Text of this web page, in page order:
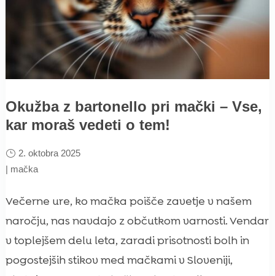
Okužba z bartonello pri mački – Vse,
kar moraš vedeti o tem!
2. oktobra 2025
| mačka
Večerne ure, ko mačka poišče zavetje v našem
naročju, nas navdajo z občutkom varnosti. Vendar
v toplejšem delu leta, zaradi prisotnosti bolh in
pogostejših stikov med mačkami v Sloveniji,